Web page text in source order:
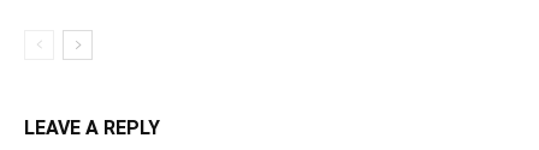
LEAVE A REPLY